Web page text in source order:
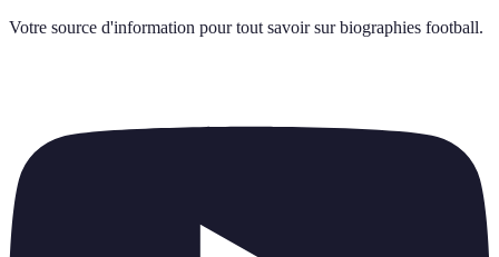
Votre source d'information pour tout savoir sur biographies football.